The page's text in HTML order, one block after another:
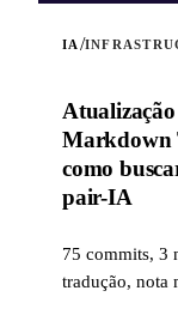
IA /
Markdown
como
pair-IA
75 commits, 3
tradução, nota